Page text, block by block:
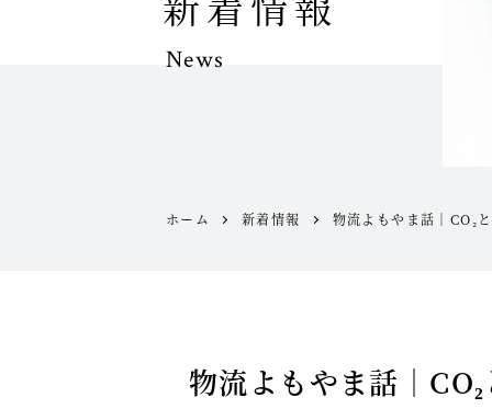
News
ホーム 新着情報 物流よもやま話｜CO₂
物流よもやま話｜